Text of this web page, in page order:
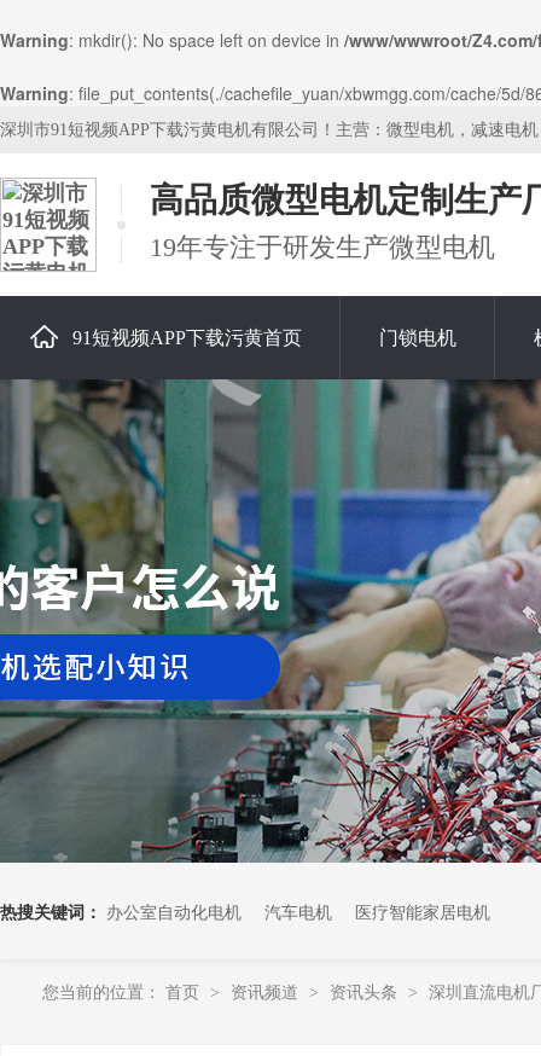
Warning: mkdir(): No space left on device in /www/wwwroot/
Warning: file_put_contents(./cachefile_yuan/xbwmgg.com/cache/
深圳市91短视频APP下载污黄电机有限公司！主营：微型电机，减速电
高品质微型电机定制生产
19年专注于研发生产微型电机
91短视频APP下载污黄首页 门锁电机
关于91短视频APP下载污黄
热搜关键词： 办公室自动化电机 汽车电机 医疗智能家居电机
您当前的位置： 首页 > 资讯频道 > 资讯头条 > 深圳直流电机